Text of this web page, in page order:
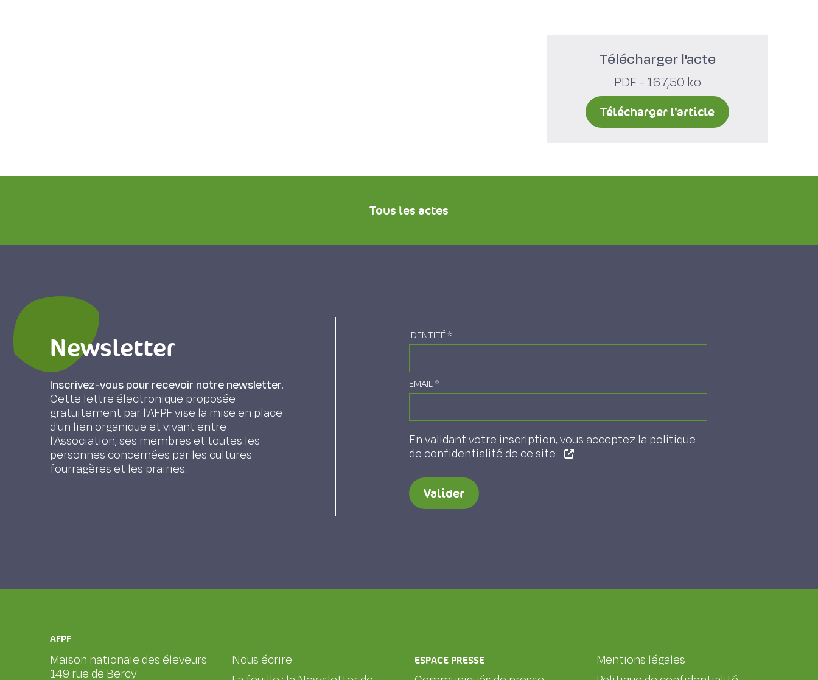
Télécharger l'acte
PDF - 167,50 ko
Télécharger l'article
Tous les actes
Newsletter
Inscrivez-vous pour recevoir notre newsletter.
Cette lettre électronique proposée
gratuitement par l'AFPF vise la mise en place
d'un lien organique et vivant entre
l'Association, ses membres et toutes les
personnes concernées par les cultures
fourragères et les prairies.
IDENTITÉ*
EMAIL*
En validant votre inscription, vous acceptez la politique
de confidentialité de ce site
Valider
AFPF
Maison nationale des éleveurs
149 rue de Bercy
Nous écrire
ESPACE PRESSE
Mentions légales